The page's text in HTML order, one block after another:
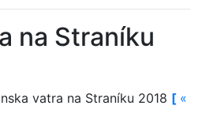
na Straníku
vatra na Straníku 2018 [ «